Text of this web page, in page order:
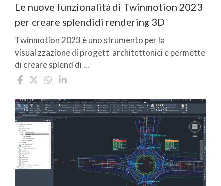
Le nuove funzionalità di Twinmotion 2023
per creare splendidi rendering 3D
Twinmotion 2023 è uno strumento per la
visualizzazione di progetti architettonici e permette
di creare splendidi ...